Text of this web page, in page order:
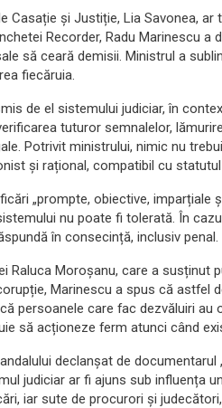
Casație și Justiție, Lia Savonea, ar
Recorder, Radu Marinescu a
să ceară demisii. Ministrul a
fiecăruia.
de el sistemului judiciar, în
tuturor semnalelor,
Potrivit ministrului, nimic nu
și rațional, compatibil cu
„prompte, obiective, imparțiale
nu poate fi tolerată. În
în consecință, inclusiv penal.
Raluca Moroșanu, care a susținut
Marinescu a spus că astfel
persoanele care fac dezvăluiri au
să acționeze ferm atunci când
declanșat de documentarul
judiciar ar fi ajuns sub influența
iar sute de procurori și